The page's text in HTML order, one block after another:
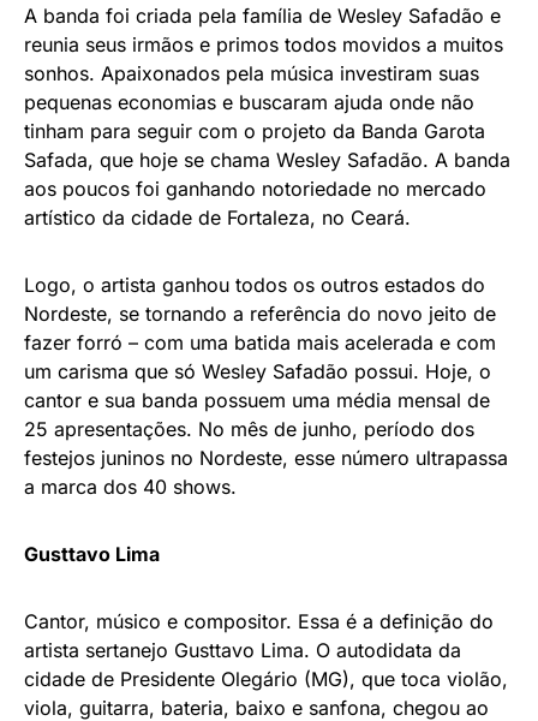
A banda foi criada pela família de Wesley Safadão e
reunia seus irmãos e primos todos movidos a muitos
sonhos. Apaixonados pela música investiram suas
pequenas economias e buscaram ajuda onde não
tinham para seguir com o projeto da Banda Garota
Safada, que hoje se chama Wesley Safadão. A banda
aos poucos foi ganhando notoriedade no mercado
artístico da cidade de Fortaleza, no Ceará.
Logo, o artista ganhou todos os outros estados do
Nordeste, se tornando a referência do novo jeito de
fazer forró – com uma batida mais acelerada e com
um carisma que só Wesley Safadão possui. Hoje, o
cantor e sua banda possuem uma média mensal de
25 apresentações. No mês de junho, período dos
festejos juninos no Nordeste, esse número ultrapassa
a marca dos 40 shows.
Gusttavo Lima
Cantor, músico e compositor. Essa é a definição do
artista sertanejo Gusttavo Lima. O autodidata da
cidade de Presidente Olegário (MG), que toca violão,
viola, guitarra, bateria, baixo e sanfona, chegou ao